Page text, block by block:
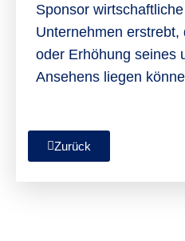
Sponsor
Unternehmen
oder Erhöhung seines
Ansehens liegen
Zurück